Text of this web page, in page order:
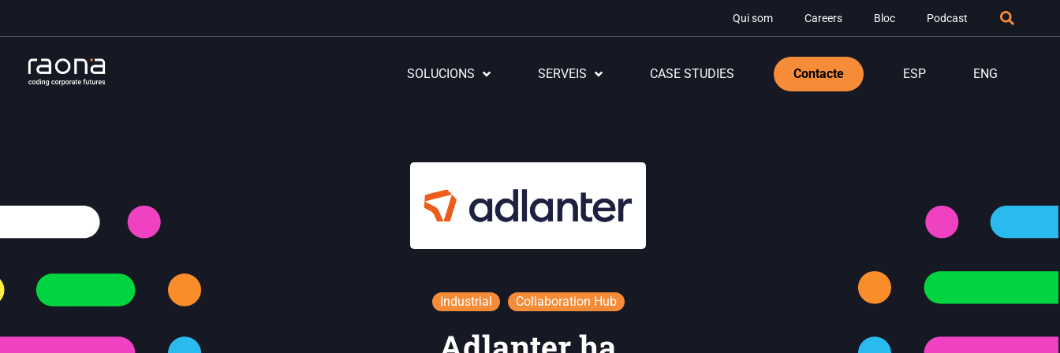
Qui som Careers Bloc Podcast
SOLUCIONS SERVEIS CASE STUDIES Contacte ESP ENG
Industrial Collaboration Hub